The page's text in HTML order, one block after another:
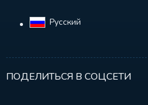
Русский‎
ПОДЕЛИТЬСЯ В СОЦСЕТИ